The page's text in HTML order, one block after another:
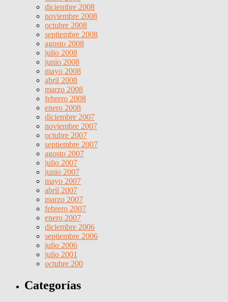
diciembre 2008
noviembre 2008
octubre 2008
septiembre 2008
agosto 2008
julio 2008
junio 2008
mayo 2008
abril 2008
marzo 2008
febrero 2008
enero 2008
diciembre 2007
noviembre 2007
octubre 2007
septiembre 2007
agosto 2007
julio 2007
junio 2007
mayo 2007
abril 2007
marzo 2007
febrero 2007
enero 2007
diciembre 2006
septiembre 2006
julio 2006
julio 2001
octubre 200
Categorías